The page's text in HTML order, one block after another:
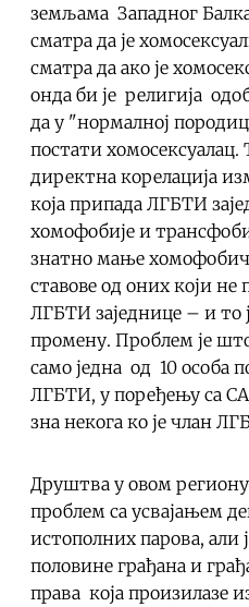
земљама Западног
сматра да је
сматра да ако је
онда би је религија
да у "нормалној
постати хомосексуалац.
директна корелација
која припада ЛГБТИ
хомофобије и
знатно мање
ставове од оних који не
ЛГБТИ заједнице – и то
промену. Проблем је
само једна од 10 особа
ЛГБТИ, у поређењу са
зна некога ко је члан
Друштва у овом
проблем са усвајањем
истополних парова, али
половине грађана и
права која произилазе